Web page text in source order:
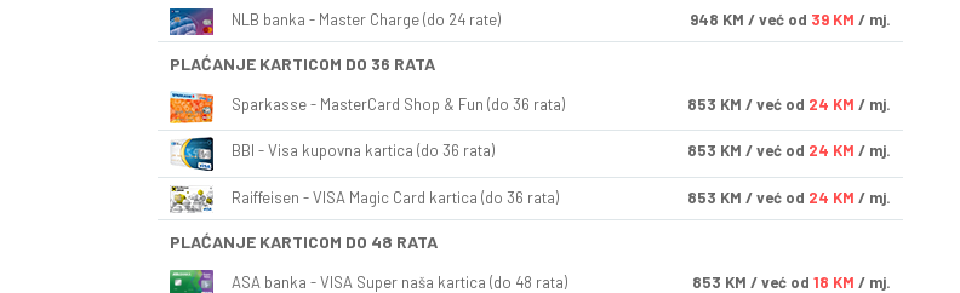
NLB banka - Master Charge (do 24 rate) 948 KM / već od 39 KM / mj.
PLAĆANJE KARTICOM DO 36 RATA
Sparkasse - MasterCard Shop & Fun (do 36 rata) 853 KM / već od 24 KM / mj.
BBI - Visa kupovna kartica (do 36 rata) 853 KM / već od 24 KM / mj.
Raiffeisen - VISA Magic Card kartica (do 36 rata) 853 KM / već od 24 KM / mj.
PLAĆANJE KARTICOM DO 48 RATA
ASA banka - VISA Super naša kartica (do 48 rata) 853 KM / već od 18 KM / mj.